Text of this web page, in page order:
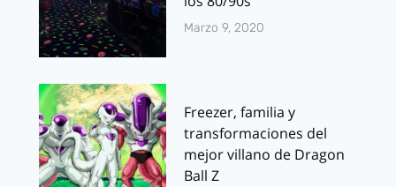
Marzo 9, 2020
Freezer, familia y
transformaciones del
mejor villano de Dragon
Ball Z